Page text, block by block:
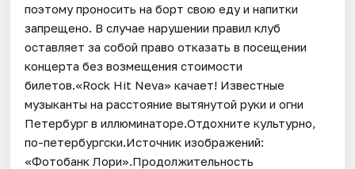
поэтому проносить на борт свою еду и напитки
запрещено. В случае нарушении правил клуб
оставляет за собой право отказать в посещении
концерта без возмещения стоимости
билетов.«Rock Hit Neva» качает! Известные
музыканты на расстояние вытянутой руки и огни
Петербург в иллюминаторе.Отдохните культурно,
по-петербургски.Источник изображений:
«Фотобанк Лори».Продолжительность